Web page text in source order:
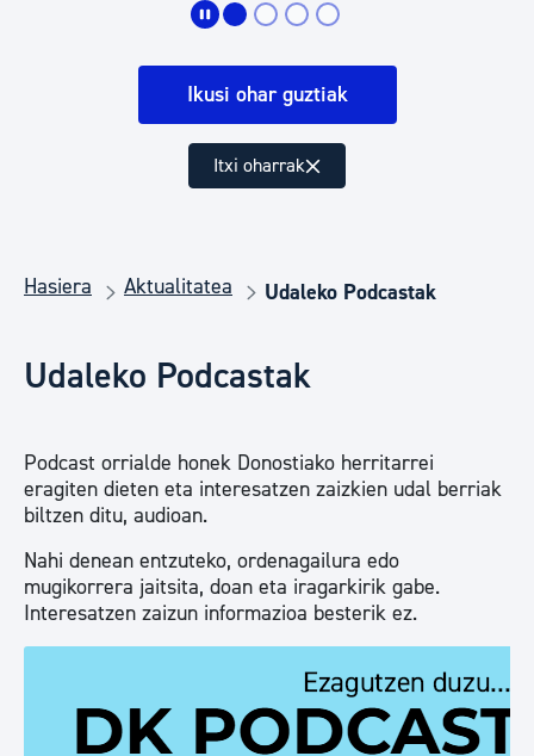
Ikusi ohar guztiak
Itxi oharrak
Hasiera Aktualitatea Udaleko Podcastak
Udaleko Podcastak
Podcast orrialde honek Donostiako herritarrei
eragiten dieten eta interesatzen zaizkien udal berriak
biltzen ditu, audioan.
Nahi denean entzuteko, ordenagailura edo
mugikorrera jaitsita, doan eta iragarkirik gabe.
Interesatzen zaizun informazioa besterik ez.